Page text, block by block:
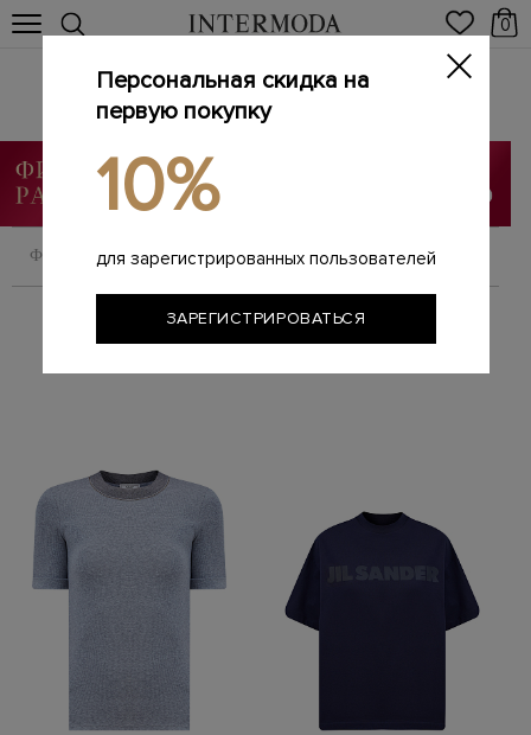
0
Женские футболки
Главная / Женщинам / Одежда
ФИЛЬТРОВАТЬ СОРТИРОВАТЬ
Персональная скидка на
первую покупку
10%
для зарегистрированных пользователей
ЗАРЕГИСТРИРОВАТЬСЯ